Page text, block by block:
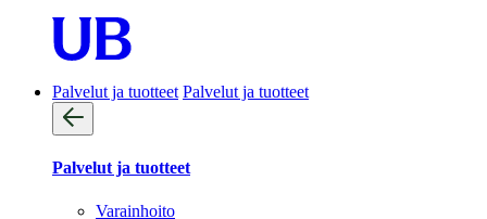
Palvelut ja tuotteet Palvelut ja tuotteet
Palvelut ja tuotteet
Varainhoito